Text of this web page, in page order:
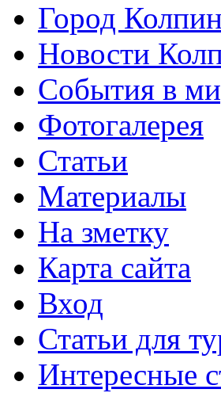
Город
Новости
События в
Фотогалерея
Статьи
Материалы
На зметку
Карта сайта
Вход
Статьи для
Интересные